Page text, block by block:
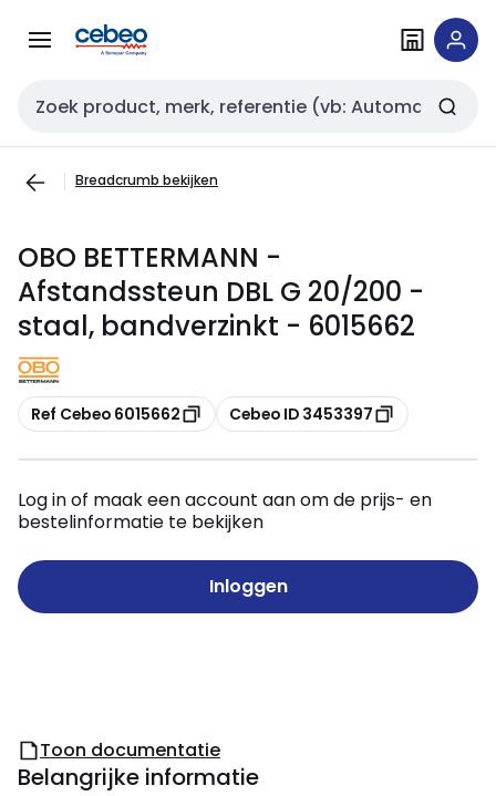
naar
naar
Zoekveld invoer
Breadcrumb bekijken
OBO BETTERMANN -
Afstandssteun DBL G 20/200 -
staal, bandverzinkt - 6015662
Kopiëren
Ref Cebeo 6015662 Kopiëren
Cebeo ID 3453397
Log in of maak een account aan om de prijs- en
bestelinformatie te bekijken
Inloggen
Toon documentatie
Belangrijke informatie